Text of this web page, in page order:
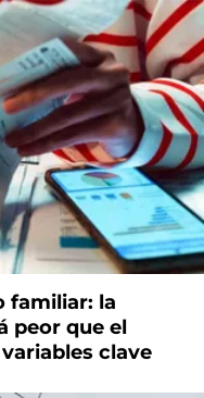
familiar: la
peor que el
clave